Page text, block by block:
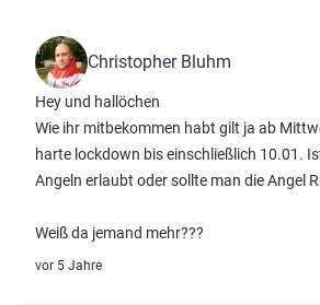
Christopher Bluhm
Hey und hallöchen
Wie ihr mitbekommen habt gilt ja ab
harte lockdown bis einschließlich 10.01.
Angeln erlaubt oder sollte man die Angel
Weiß da jemand mehr???
vor 5 Jahre